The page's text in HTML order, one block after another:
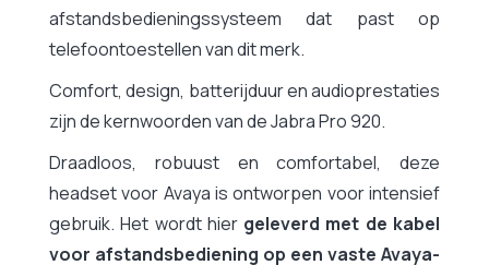
afstandsbedieningssysteem dat past op
telefoontoestellen van dit merk.
Comfort, design, batterijduur en audioprestaties
zijn de kernwoorden van de Jabra Pro 920.
Draadloos, robuust en comfortabel, deze
headset voor Avaya is ontworpen voor intensief
gebruik. Het wordt hier geleverd met de kabel
voor afstandsbediening op een vaste Avaya-